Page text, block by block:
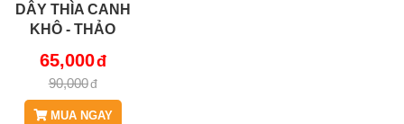
DÂY THÌA CANH
KHÔ - THẢO
KHANG - JD002
65,000
90,000
MUA NGAY